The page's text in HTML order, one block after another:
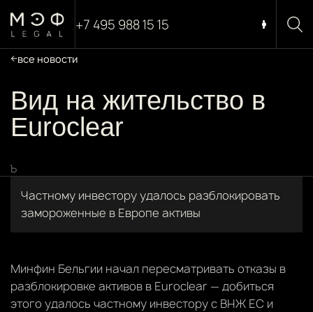
+7 495 988 15 15
все новости
Вид на жительство в
Euroclear
Ъ
Частному инвестору удалось разблокировать
замороженные в Европе активы
Минфин Бельгии начал пересматривать отказы в
разблокировке активов в Euroclear — добиться
этого удалось частному инвестору с ВНЖ ЕС и